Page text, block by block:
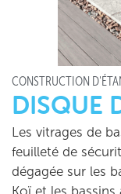
CONSTRUCTION
DISQUE
Les vitrages de
feuilleté de
dégagée sur les